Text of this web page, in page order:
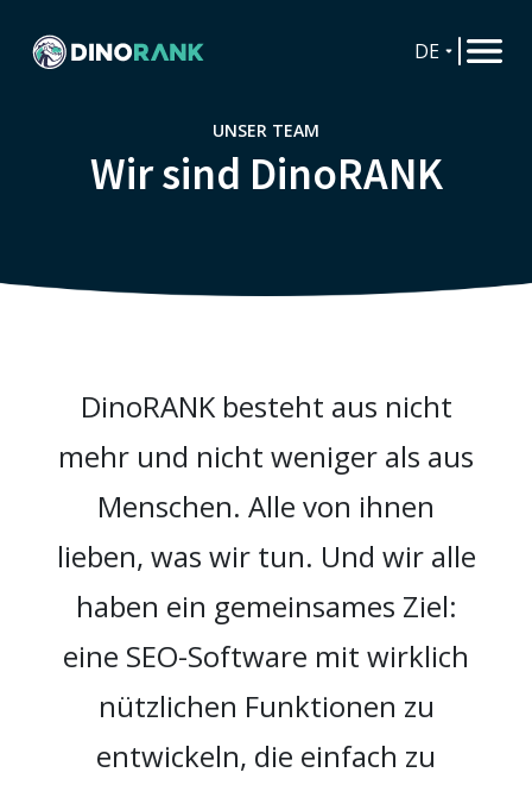
DE
UNSER TEAM
Wir sind DinoRANK
DinoRANK besteht aus nicht
mehr und nicht weniger als aus
Menschen. Alle von ihnen
lieben, was wir tun. Und wir alle
haben ein gemeinsames Ziel:
eine SEO-Software mit wirklich
nützlichen Funktionen zu
entwickeln, die einfach zu